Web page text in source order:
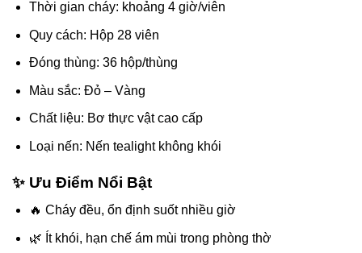
Thời gian cháy: khoảng 4 giờ/viên
Quy cách: Hộp 28 viên
Đóng thùng: 36 hộp/thùng
Màu sắc: Đỏ – Vàng
Chất liệu: Bơ thực vật cao cấp
Loại nến: Nến tealight không khói
✨ Ưu Điểm Nổi Bật
🔥 Cháy đều, ổn định suốt nhiều giờ
🌿 Ít khói, hạn chế ám mùi trong phòng thờ